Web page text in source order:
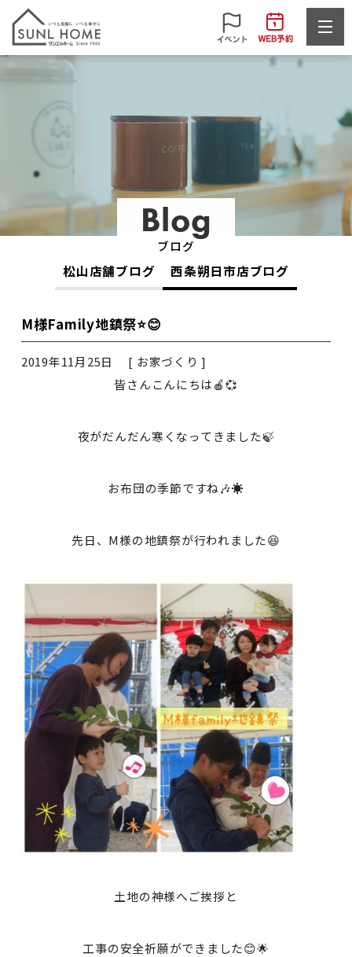
Blog
ブログ
松山店舗ブログ 西条朔日市店ブログ
M様Family地鎮祭⭐😊
2019年11月25日 [ お家づくり ]
皆さんこんにちは🍎💞
夜がだんだん寒くなってきました🍃
お布団の季節ですね🎶☀
先日、M様の地鎮祭が行われました😆
土地の神様へご挨拶と
工事の安全祈願ができました😊🌟